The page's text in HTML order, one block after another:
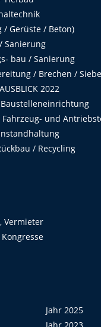
/ Gerüste / Beton)
Sanierung
bau / Sanierung
/ Brechen /
2022
Fahrzeug- und
/ Recycling
Vermieter
Jahr 2025